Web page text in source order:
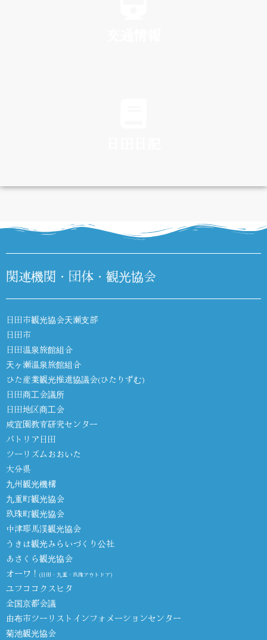
DIARY
関連機関・団体・観光協会
日田市観光協会天瀬支部
日田市
日田温泉旅館組合
天ヶ瀬温泉旅館組合
ひた産業観光推進協議会(ひたりずむ)
日田商工会議所
日田地区商工会
咸宜園教育研究センター
パトリア日田
ツーリズムおおいた
大分県
九州観光機構
九重町観光協会
玖珠町観光協会
中津耶馬渓観光協会
うきは観光みらいづくり公社
あさくら観光協会
オーワ！ (日田・九重・玖珠アウトドア)
ユフココクスヒタ
全国京都会議
由布市ツーリストインフォメーションセンター
菊池観光協会